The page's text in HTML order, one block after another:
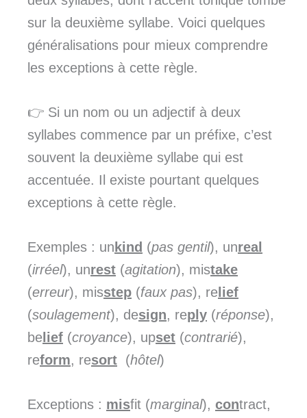
sur la deuxième syllabe. Voici quelques
généralisations pour mieux comprendre
les exceptions à cette règle.
👉 Si un nom ou un adjectif à deux
syllabes commence par un préfixe, c’est
souvent la deuxième syllabe qui est
accentuée. Il existe pourtant quelques
exceptions à cette règle.
Exemples : unkind (pas gentil), unreal
(irréel), unrest (agitation), mistake
(erreur), misstep (faux pas), relief
(soulagement), design, reply (réponse),
belief (croyance), upset (contrarié),
reform, resort (hôtel)
Exceptions : misfit (marginal), contract,